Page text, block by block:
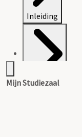
Inleiding
Inventaris
Mijn Studiezaal